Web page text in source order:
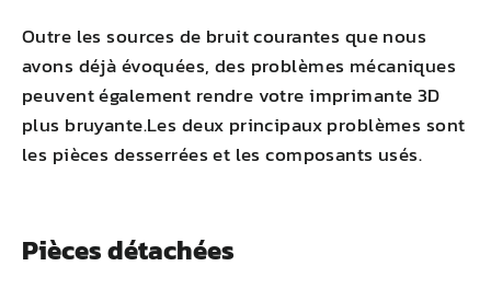
Outre les sources de bruit courantes que nous
avons déjà évoquées, des problèmes mécaniques
peuvent également rendre votre imprimante 3D
plus bruyante.Les deux principaux problèmes sont
les pièces desserrées et les composants usés.
Pièces détachées